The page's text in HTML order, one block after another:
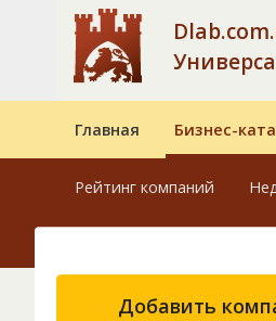
Главная Бизнес-
Рейтинг компаний
Добавить